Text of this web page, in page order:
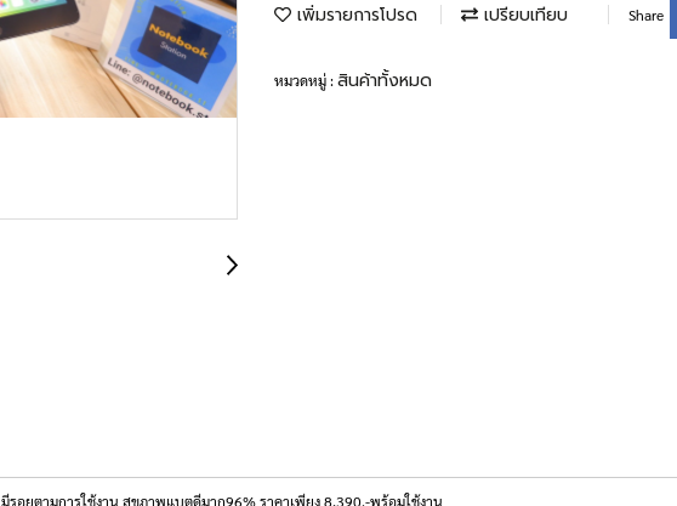
เพิ่มรายการโปรด เปรียบเทียบ Share
หมวดหมู่ :สินค้าทั้งหมด
รอยตามการใช้งาน สุขภาพแบตดีมาก96% ราคาเพียง 8,390.-พร้อมใช้งาน